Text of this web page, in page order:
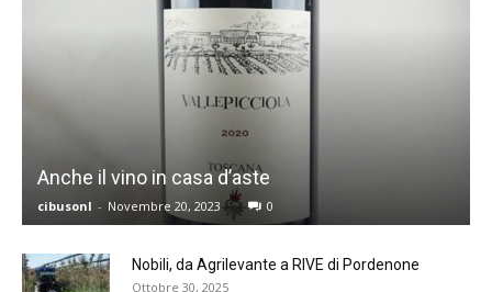
Anche il vino in casa d’aste
cibusonl - Novembre 20, 2023 0
Nobili, da Agrilevante a RIVE di Pordenone
Ottobre 30, 2025